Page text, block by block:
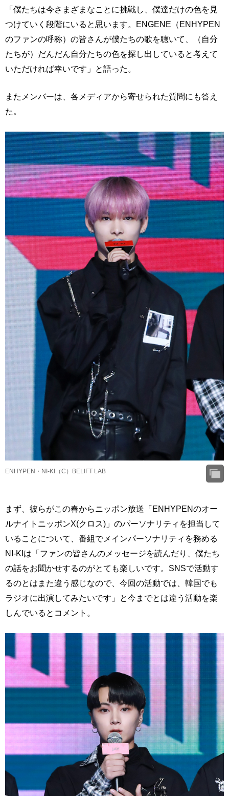
「僕たちは今さまざまなことに挑戦し、僕達だけの色を見
つけていく段階にいると思います。ENGENE（ENHYPEN
のファンの呼称）の皆さんが僕たちの歌を聴いて、（自分
たちが）だんだん自分たちの色を探し出していると考えて
いただければ幸いです」と語った。
またメンバーは、各メディアから寄せられた質問にも答え
た。
ENHYPEN・NI-KI（C）BELIFT LAB
まず、彼らがこの春からニッポン放送「ENHYPENのオー
ルナイトニッポンX(クロス)」のパーソナリティを担当して
いることについて、番組でメインパーソナリティを務める
NI-KIは「ファンの皆さんのメッセージを読んだり、僕たち
の話をお聞かせするのがとても楽しいです。SNSで活動す
るのとはまた違う感じなので、今回の活動では、韓国でも
ラジオに出演してみたいです」と今までとは違う活動を楽
しんでいるとコメント。